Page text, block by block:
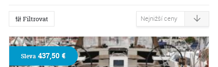
Filtrovat
Sleva437,50 €